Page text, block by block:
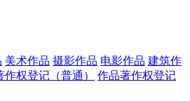
美术作品 摄影作品 电影作品 建筑作
作权登记（普通）
作品著作权登记